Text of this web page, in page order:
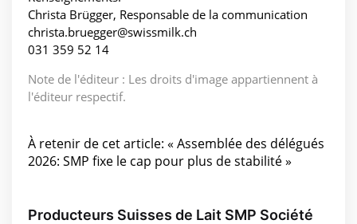
Christa Brügger, Responsable de la communication
christa.bruegger@swissmilk.ch
031 359 52 14
Note de l'éditeur : Les droits d'image appartiennent à
l'éditeur respectif.
À retenir de cet article: « Assemblée des délégués
2026: SMP fixe le cap pour plus de stabilité »
Producteurs Suisses de Lait SMP Société